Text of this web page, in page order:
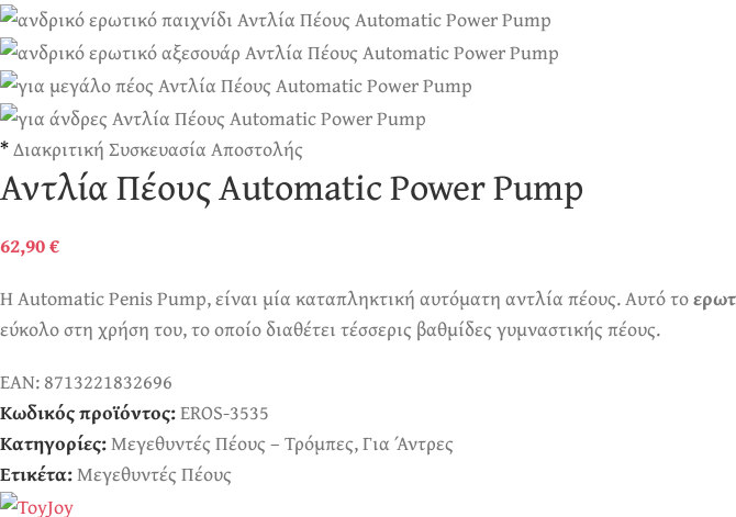
*Διακριτική Συσκευασία Αποστολής
Αντλία Πέους Automatic Power Pump
62,90€
Η Automatic Penis Pump, είναι μία καταπληκτική αυτόματη αντλία πέους. Αυτό το
εύκολο στη χρήση του, το οποίο διαθέτει τέσσερις βαθμίδες γυμναστικής πέους.
EAN:8713221832696
Κωδικός προϊόντος:EROS-3535
Κατηγορίες:Μεγεθυντές Πέους – Τρόμπες,Για Άντρες
Ετικέτα:Μεγεθυντές Πέους